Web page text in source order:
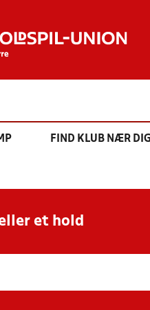
FIND KLUB NÆR
et hold